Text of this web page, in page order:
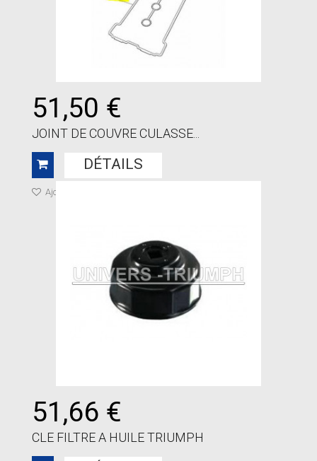
51,50 €
JOINT DE COUVRE CULASSE...
DÉTAILS
Ajouter à ma liste de cadeaux
51,66 €
CLE FILTRE A HUILE TRIUMPH